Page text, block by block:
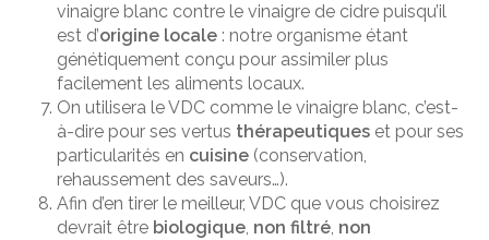
vinaigre blanc contre le vinaigre de cidre puisqu’il
est d’origine locale : notre organisme étant
génétiquement conçu pour assimiler plus
facilement les aliments locaux.
On utilisera le VDC comme le vinaigre blanc, c’est-
à-dire pour ses vertus thérapeutiques et pour ses
particularités en cuisine (conservation,
rehaussement des saveurs…).
Afin d’en tirer le meilleur, VDC que vous choisirez
devrait être biologique, non filtré, non